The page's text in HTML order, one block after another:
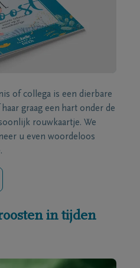
of collega is een dierbare
graag een hart onder de
rouwkaartje. We
u even woordeloos
in tijden